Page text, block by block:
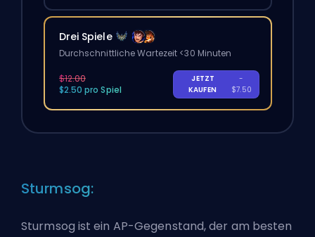
Drei Spiele
Durchschnittliche Wartezeit <30 Minuten
$12.00
$2.50 pro Spiel
JETZT
KAUFEN
-
$7.50
Sturmsog:
Sturmsog ist ein AP-Gegenstand, der am besten